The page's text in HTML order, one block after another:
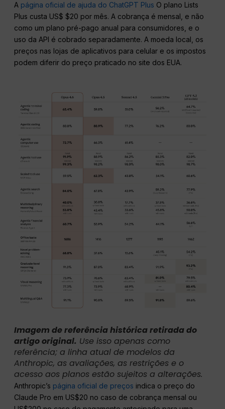
A página oficial de ajuda do ChatGPT Plus O plano Lists
Plus custa US$ $20 por mês. A cobrança é mensal, e não
como um plano pré-pago anual para consumidores, e o
uso da API é cobrado separadamente. A moeda local, os
preços nas lojas de aplicativos para celular e os impostos
podem diferir do preço praticado no site dos EUA.
Imagem de referência histórica retirada do
artigo original. Use isso apenas como
referência; a linha atual de modelos da
Anthropic, as avaliações, as restrições e o
acesso aos planos estão sujeitos a alterações.
Anthropic’s página oficial de preços indica o preço do
Claude Pro em US$20 no caso de cobrança mensal ou